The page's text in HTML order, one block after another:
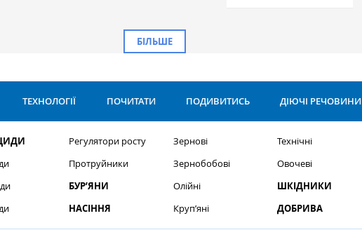
БІЛЬШЕ
ТЕХНОЛОГІЇ ПОЧИТАТИ ПОДИВИТИСЬ ДІЮЧІ РЕЧОВИНИ
Регулятори росту
Протруйники
БУР’ЯНИ
НАСІННЯ
Зернові
Зернобобові
Олійні
Круп’яні
Технічні
Овочеві
ШКІДНИКИ
ДОБРИВА